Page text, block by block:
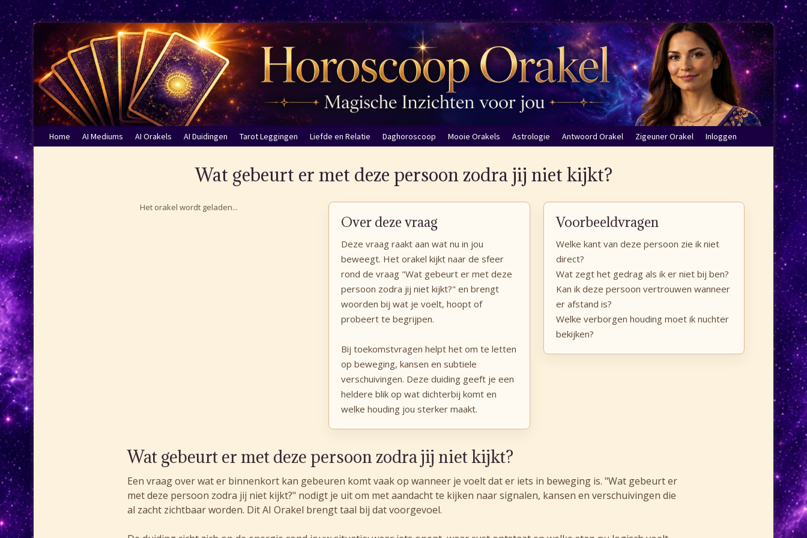
Home AI Mediums AI Orakels AI Duidingen Tarot Leggingen Liefde en Relatie Daghoroscoop Mooie Orakels Astrologie Antwoord Orakel Zigeuner Orakel Inloggen
Wat gebeurt er met deze persoon zodra jij niet kijkt?
Het orakel wordt geladen...
Over deze vraag
Deze vraag raakt aan wat nu in jou
beweegt. Het orakel kijkt naar de sfeer
rond de vraag "Wat gebeurt er met deze
persoon zodra jij niet kijkt?" en brengt
woorden bij wat je voelt, hoopt of
probeert te begrijpen.
Bij toekomstvragen helpt het om te letten
op beweging, kansen en subtiele
verschuivingen. Deze duiding geeft je een
heldere blik op wat dichterbij komt en
welke houding jou sterker maakt.
Voorbeeldvragen
Welke kant van deze persoon zie ik niet
direct?
Wat zegt het gedrag als ik er niet bij ben?
Kan ik deze persoon vertrouwen wanneer
er afstand is?
Welke verborgen houding moet ik nuchter
bekijken?
Wat gebeurt er met deze persoon zodra jij niet kijkt?
Een vraag over wat er binnenkort kan gebeuren komt vaak op wanneer je voelt dat er iets in beweging is. "Wat gebeurt er
met deze persoon zodra jij niet kijkt?" nodigt je uit om met aandacht te kijken naar signalen, kansen en verschuivingen die
al zacht zichtbaar worden. Dit AI Orakel brengt taal bij dat voorgevoel.